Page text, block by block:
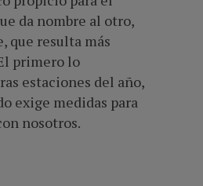
da nombre al otro,
que resulta más
primero lo
estaciones del año,
exige medidas para
nosotros.